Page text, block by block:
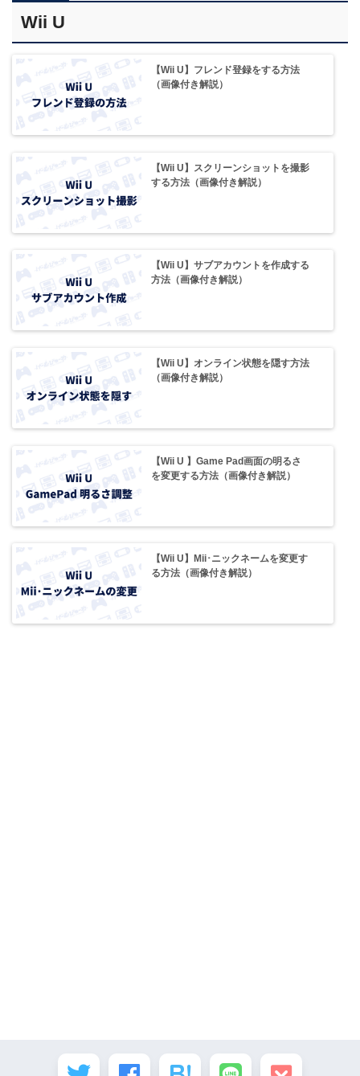
Wii U
【Wii U】フレンド登録をする方法
（画像付き解説）
【Wii U】スクリーンショットを撮影
する方法（画像付き解説）
【Wii U】サブアカウントを作成する
方法（画像付き解説）
【Wii U】オンライン状態を隠す方法
（画像付き解説）
【Wii U 】Game Pad画面の明るさ
を変更する方法（画像付き解説）
【Wii U】Mii･ニックネームを変更す
る方法（画像付き解説）